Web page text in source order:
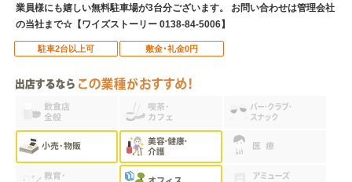
業員様にも嬉しい無料駐車場が3台分ございます。 お問い合わせは管理会社
の当社まで☆【ワイズストーリー 0138-84-5006】
駐車2台以上可 敷金･礼金0円